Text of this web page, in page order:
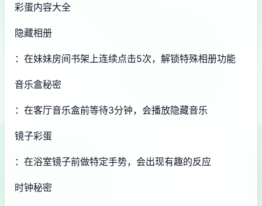
彩蛋内容大全
隐藏相册
：在妹妹房间书架上连续点击5次，解锁特殊相册功能
音乐盒秘密
：在客厅音乐盒前等待3分钟，会播放隐藏音乐
镜子彩蛋
：在浴室镜子前做特定手势，会出现有趣的反应
时钟秘密